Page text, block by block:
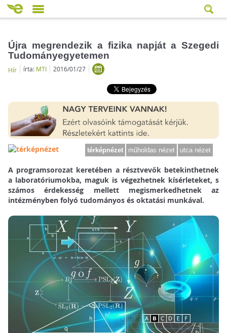
Újra megrendezik a fizika napját a Szegedi
Tudományegyetemen
Hír írta: MTI 2016/01/27
térképnézet műholdas nézet utca nézet
A programsorozat keretében a résztvevők betekinthetnek
a laboratóriumokba, maguk is végezhetnek kísérleteket, s
számos érdekesség mellett megismerkedhetnek az
intézményben folyó tudományos és oktatási munkával.